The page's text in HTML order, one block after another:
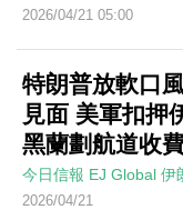
2026/04/21 05:00
特朗普放軟口
見面 美軍扣押
黑蘭劃航道收
今日信報 EJ Global 伊
2026/04/21